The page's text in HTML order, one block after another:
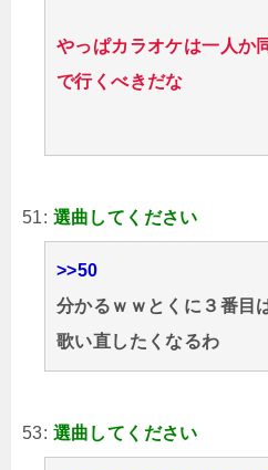
やっぱカラオケは一人か
で行くべきだな
51: 選曲してください
>>50
分かるｗｗとくに３番目
歌い直したくなるわ
53: 選曲してください